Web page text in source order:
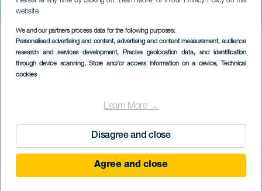
website.
We and our partners process data for the following purposes:
Personalised advertising and content, advertising and content measurement, audience
research and services development, Precise geolocation data, and identification
through device scanning, Store and/or access information on a device, Technical
cookies
Learn More →
Disagree and close
Agree and close
El Médano Burger Fest
Imagen
Listado